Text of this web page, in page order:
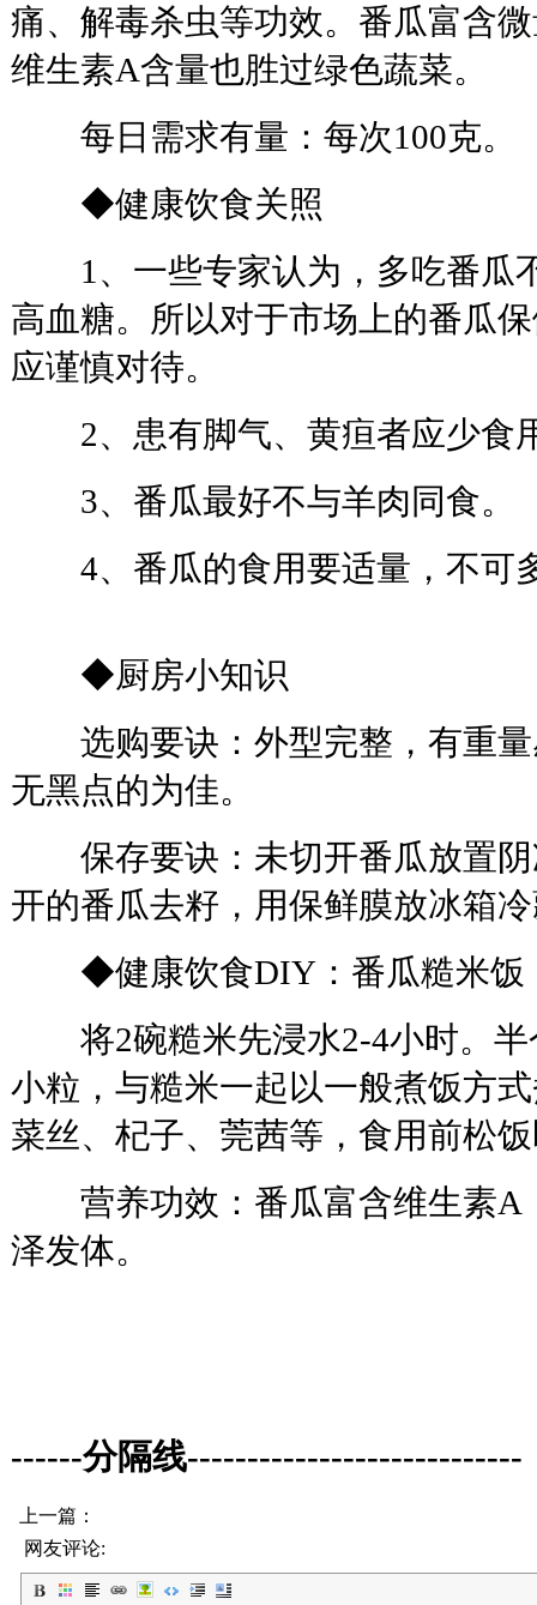
痛、解毒杀虫等功效。番瓜富含
维生素A含量也胜过绿色蔬菜。
每日需求有量：每次100克。
◆健康饮食关照
1、一些专家认为，多吃番瓜
高血糖。所以对于市场上的番瓜
应谨慎对待。
2、患有脚气、黄疸者应少食
3、番瓜最好不与羊肉同食。
4、番瓜的食用要适量，不可
◆厨房小知识
选购要诀：外型完整，有重量
无黑点的为佳。
保存要诀：未切开番瓜放置阴
开的番瓜去籽，用保鲜膜放冰箱
◆健康饮食DIY：番瓜糙米饭
将2碗糙米先浸水2-4小时。半
小粒，与糙米一起以一般煮饭方
菜丝、杞子、莞茜等，食用前松
营养功效：番瓜富含维生素A
泽发体。
------分隔线----------------------------
上一篇：
网友评论: